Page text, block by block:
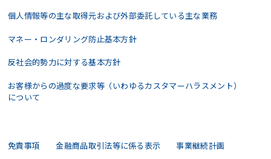
個人情報等の主な取得元および外部委託している主な業務
マネー・ロンダリング防止基本方針
反社会的勢力に対する基本方針
お客様からの過度な要求等（いわゆるカスタマーハラスメント）
について
免責事項 金融商品取引法等に係る表示 事業継続計画